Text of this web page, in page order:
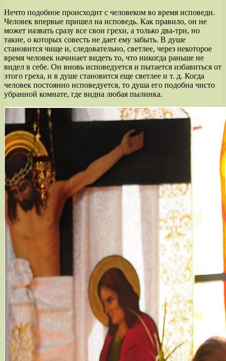
Нечто подобное происходит с человеком во время исповеди.
Человек впервые пришел на исповедь. Как правило, он не
может назвать сразу все свои грехи, а только два-три, но
такие, о которых совесть не дает ему забыть. В душе
становится чище и, следовательно, светлее, через некоторое
время человек начинает видеть то, что никогда раньше не
видел в себе. Он вновь исповедуется и пытается избавиться от
этого греха, и в душе становится еще светлее и т. д. Когда
человек постоянно исповедуется, то душа его подобна чисто
убранной комнате, где видна любая пылинка.